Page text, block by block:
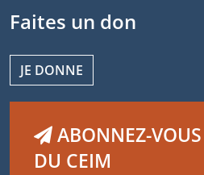
Faites un don
JE DONNE
ABONNEZ-
DU CEIM